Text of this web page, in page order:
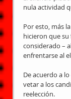
nula actividad
Por esto, más
hicieron que
considerado –
enfrentarse al
De acuerdo a
vetar a los
reelección.